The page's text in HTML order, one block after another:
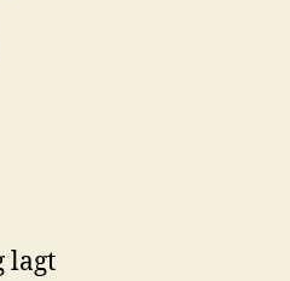
lagt